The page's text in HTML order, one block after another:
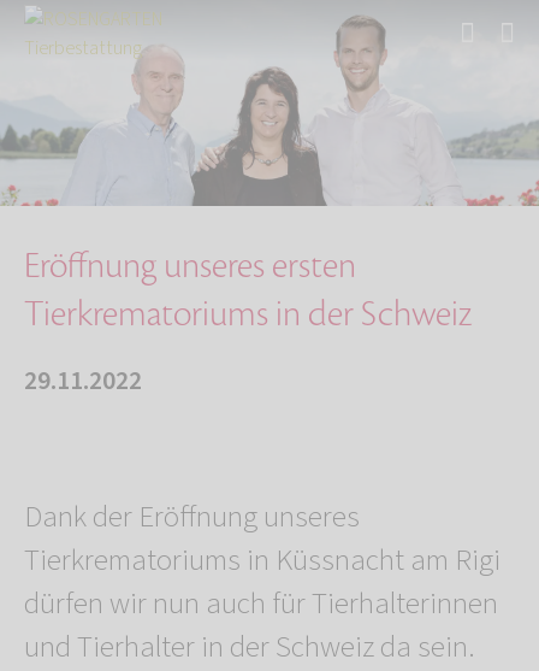
Über uns
Aktuelles
Eröffnung unseres ersten Tierkrematoriums in …
Eröffnung unseres ersten
Tierkrematoriums in der Schweiz
29.11.2022
Dank der Eröffnung unseres
Tierkrematoriums in Küssnacht am Rigi
dürfen wir nun auch für Tierhalterinnen
und Tierhalter in der Schweiz da sein.